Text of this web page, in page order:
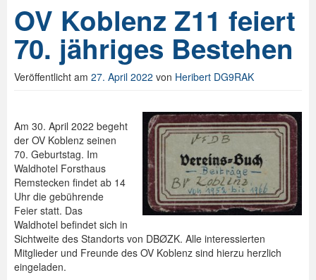
OV Koblenz Z11 feiert
70. jähriges Bestehen
Veröffentlicht am 27. April 2022 von Heribert DG9RAK
Am 30. April 2022 begeht
der OV Koblenz seinen
70. Geburtstag. Im
Waldhotel Forsthaus
Remstecken findet ab 14
Uhr die gebührende
Feier statt. Das
Waldhotel befindet sich in
Sichtweite des Standorts von DBØZK. Alle interessierten
Mitglieder und Freunde des OV Koblenz sind hierzu herzlich
eingeladen.